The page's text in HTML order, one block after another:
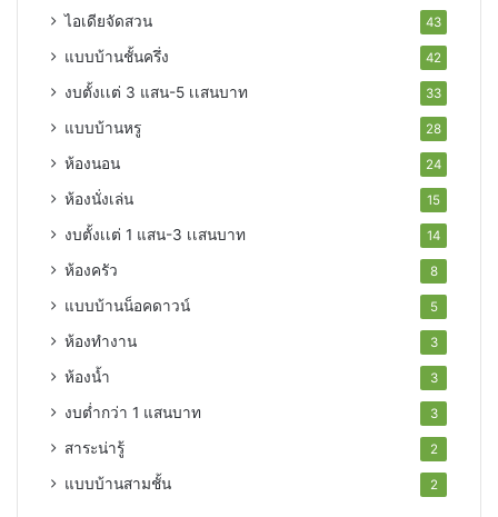
ไอเดียจัดสวน 43
แบบบ้านชั้นครึ่ง 42
งบตั้งเเต่ 3 แสน-5 เเสนบาท 33
แบบบ้านหรู 28
ห้องนอน 24
ห้องนั่งเล่น 15
งบตั้งเเต่ 1 แสน-3 เเสนบาท 14
ห้องครัว 8
แบบบ้านน็อคดาวน์ 5
ห้องทำงาน 3
ห้องน้ำ 3
งบต่ำกว่า 1 แสนบาท 3
สาระน่ารู้ 2
แบบบ้านสามชั้น 2